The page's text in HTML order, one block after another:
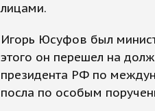
лицами.
Игорь Юсуфов был
этого он перешел на
президента РФ по
посла по особым